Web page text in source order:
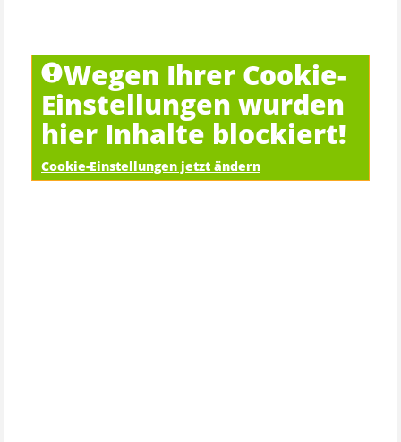
Wegen Ihrer Cookie-
Einstellungen wurden
hier Inhalte blockiert!
Cookie-Einstellungen jetzt ändern